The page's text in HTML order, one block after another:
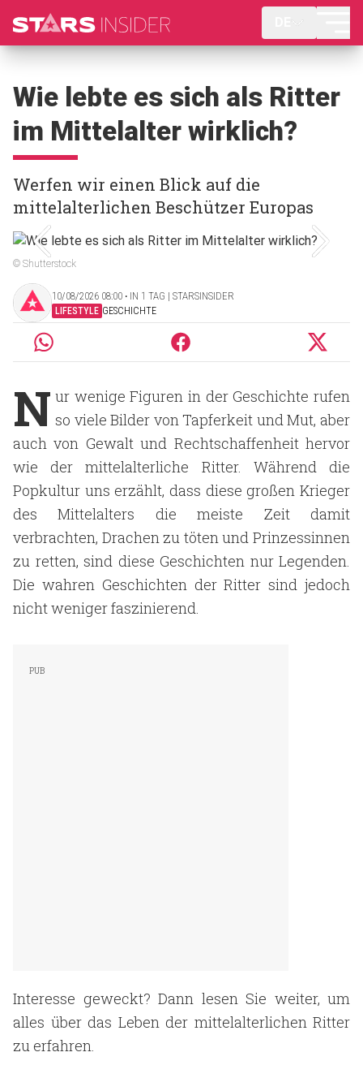
Wie lebte es sich als Ritter
im Mittelalter wirklich?
Werfen wir einen Blick auf die
mittelalterlichen Beschützer Europas
© Shutterstock
10/08/2026 08:00 ‧ IN 1 TAG | STARSINSIDER
LIFESTYLE GESCHICHTE
N ur wenige Figuren in der Geschichte rufen
so viele Bilder von Tapferkeit und Mut, aber
auch von Gewalt und Rechtschaffenheit hervor
wie der mittelalterliche Ritter. Während die
Popkultur uns erzählt, dass diese großen Krieger
des Mittelalters die meiste Zeit damit
verbrachten, Drachen zu töten und Prinzessinnen
zu retten, sind diese Geschichten nur Legenden.
Die wahren Geschichten der Ritter sind jedoch
nicht weniger faszinierend.
Interesse geweckt? Dann lesen Sie weiter, um
alles über das Leben der mittelalterlichen Ritter
zu erfahren.